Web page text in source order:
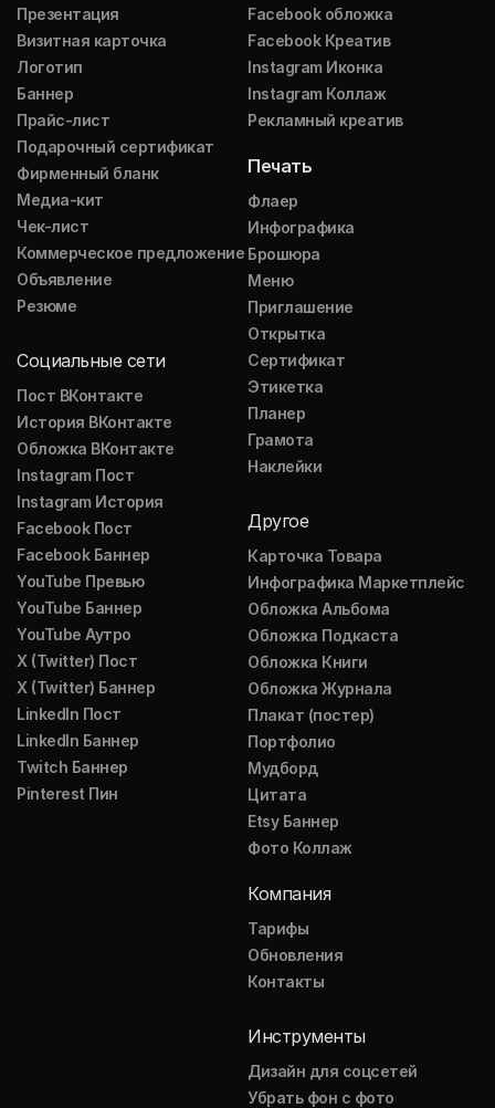
Презентация
Визитная карточка
Логотип
Баннер
Прайс-лист
Подарочный сертификат
Фирменный бланк
Медиа-кит
Чек-лист
Коммерческое предложение
Объявление
Резюме
Социальные сети
Пост ВКонтакте
История ВКонтакте
Обложка ВКонтакте
Instagram Пост
Instagram История
Facebook Пост
Facebook Баннер
YouTube Превью
YouTube Баннер
YouTube Аутро
X (Twitter) Пост
X (Twitter) Баннер
LinkedIn Пост
LinkedIn Баннер
Twitch Баннер
Pinterest Пин
Facebook обложка
Facebook Креатив
Instagram Иконка
Instagram Коллаж
Рекламный креатив
Печать
Флаер
Инфографика
Брошюра
Меню
Приглашение
Открытка
Сертификат
Этикетка
Планер
Грамота
Наклейки
Другое
Карточка Товара
Инфографика Маркетплейс
Обложка Альбома
Обложка Подкаста
Обложка Книги
Обложка Журнала
Плакат (постер)
Портфолио
Мудборд
Цитата
Etsy Баннер
Фото Коллаж
Компания
Тарифы
Обновления
Контакты
Инструменты
Дизайн для соцсетей
Убрать фон с фото